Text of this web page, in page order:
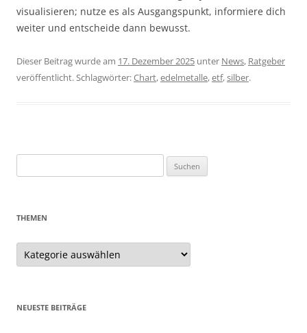
visualisieren; nutze es als Ausgangspunkt, informiere dich
weiter und entscheide dann bewusst.
Dieser Beitrag wurde am 17. Dezember 2025 unter News, Ratgeber
veröffentlicht. Schlagwörter:Chart,edelmetalle,etf,silber.
nach:
THEMEN
Themen
NEUESTE BEITRÄGE